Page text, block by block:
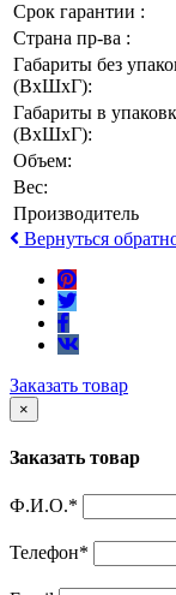
Срок гарантии :
Страна пр-ва :
Габариты без
(ВxШxГ):
Габариты в
(ВxШxГ):
Объем:
Вес:
Производитель
Вернуться
Заказать товар
×
Заказать товар
Ф.И.О.*
Телефон*